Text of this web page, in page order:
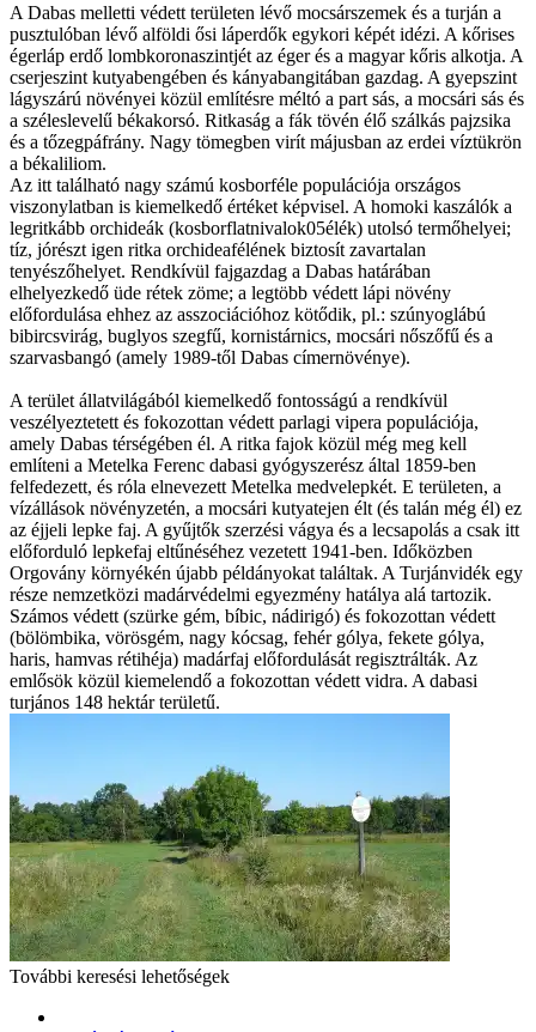
A Dabas melletti védett területen lévő mocsárszemek és a turján a
pusztulóban lévő alföldi ősi láperdők egykori képét idézi. A kőrises
égerláp erdő lombkoronaszintjét az éger és a magyar kőris alkotja. A
cserjeszint kutyabengében és kányabangitában gazdag. A gyepszint
lágyszárú növényei közül említésre méltó a part sás, a mocsári sás és
a széleslevelű békakorsó. Ritkaság a fák tövén élő szálkás pajzsika
és a tőzegpáfrány. Nagy tömegben virít májusban az erdei víztükrön
a békaliliom.
Az itt található nagy számú kosborféle populációja országos
viszonylatban is kiemelkedő értéket képvisel. A homoki kaszálók a
legritkább orchideák (kosborflatnivalok05élék) utolsó termőhelyei;
tíz, jórészt igen ritka orchideafélének biztosít zavartalan
tenyészőhelyet. Rendkívül fajgazdag a Dabas határában
elhelyezkedő üde rétek zöme; a legtöbb védett lápi növény
előfordulása ehhez az asszociációhoz kötődik, pl.: szúnyoglábú
bibircsvirág, buglyos szegfű, kornistárnics, mocsári nőszőfű és a
szarvasbangó (amely 1989-től Dabas címernövénye).
A terület állatvilágából kiemelkedő fontosságú a rendkívül
veszélyeztetett és fokozottan védett parlagi vipera populációja,
amely Dabas térségében él. A ritka fajok közül még meg kell
említeni a Metelka Ferenc dabasi gyógyszerész által 1859-ben
felfedezett, és róla elnevezett Metelka medvelepkét. E területen, a
vízállások növényzetén, a mocsári kutyatejen élt (és talán még él) ez
az éjjeli lepke faj. A gyűjtők szerzési vágya és a lecsapolás a csak itt
előforduló lepkefaj eltűnéséhez vezetett 1941-ben. Időközben
Orgovány környékén újabb példányokat találtak. A Turjánvidék egy
része nemzetközi madárvédelmi egyezmény hatálya alá tartozik.
Számos védett (szürke gém, bíbic, nádirigó) és fokozottan védett
(bölömbika, vörösgém, nagy kócsag, fehér gólya, fekete gólya,
haris, hamvas rétihéja) madárfaj előfordulását regisztrálták. Az
emlősök közül kiemelendő a fokozottan védett vidra. A dabasi
turjános 148 hektár területű.
További keresési lehetőségek